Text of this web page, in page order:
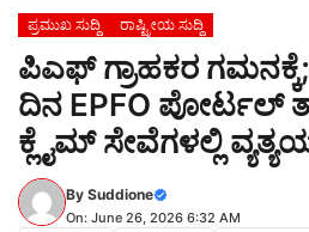
ಪ್ರಮುಖ ಸುದ್ದಿ ರಾಷ್ಟ್ರೀಯ ಸುದ್ದಿ
ಪಿಎಫ್ ಗ್ರಾಹಕರ
ದಿನ EPFO ಪೋರ್ಟಲ್
ಕ್ಲೈಮ್ ಸೇವೆಗಳಲ್ಲಿ
By Suddione
On: June 26, 2026 6:32 AM